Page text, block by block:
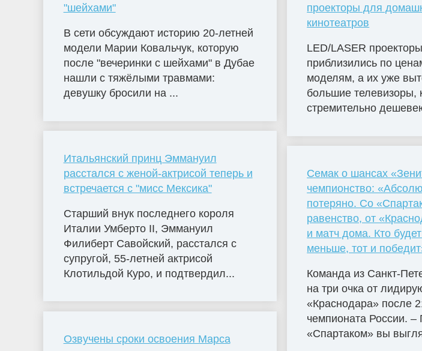
"шейхами"
В сети обсуждают историю 20-летней
модели Марии Ковальчук, которую
после "вечеринки с шейхами" в Дубае
нашли с тяжёлыми травмами:
девушку бросили на ...
Итальянский принц Эммануил
расстался с женой-актрисой теперь и
встречается с "мисс Мексика"
Старший внук последнего короля
Италии Умберто II, Эммануил
Филиберт Савойский, расстался с
супругой, 55-летней актрисой
Клотильдой Куро, и подтвердил...
Озвучены сроки освоения Марса
проекторы для
кинотеатров
LED/LASER
приблизились по
моделям, а их уже
большие телевизоры,
стремительно
Семак о шансах
чемпионство:
потеряно. Со
равенство, от
и матч дома. Кто
меньше, тот и
Команда из Санкт-
на три очка от
«Краснодара» после
чемпионата России. –
«Спартаком» вы